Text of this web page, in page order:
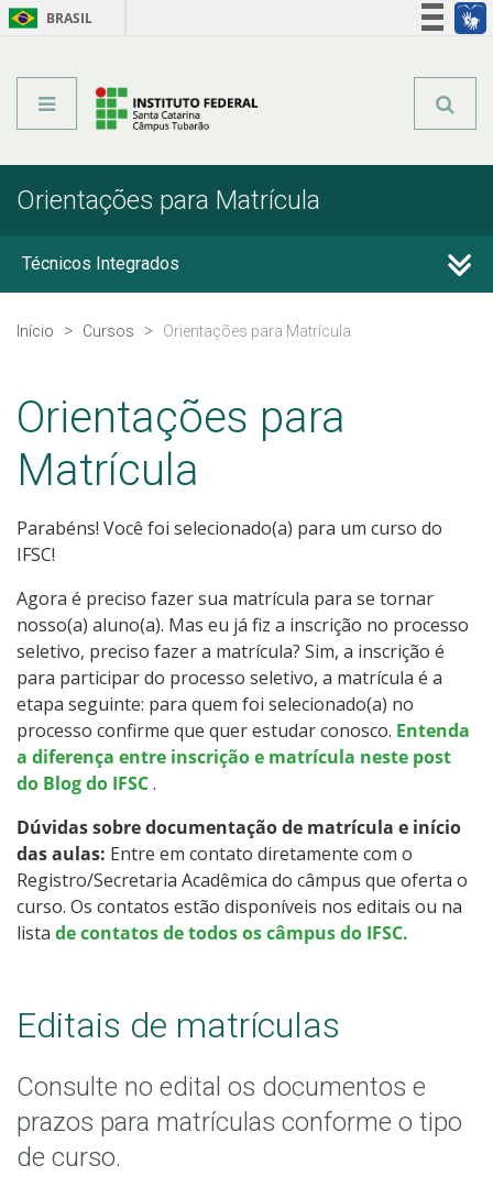
BRASIL
Orientações para Matrícula
Técnicos Integrados
Técnicos Subsequentes
Graduação
Educação a Distância
Todos os Cursos
Processo de Inscrição
Resultados
Resultados Vagas Remanescentes
Como posso estudar no IFSC?
Processos Seletivos
Inscrições e acompanhamento
Início Cursos Orientações para Matrícula
Orientações para
Matrícula
Parabéns! Você foi selecionado(a) para um curso do
IFSC!
Agora é preciso fazer sua matrícula para se tornar
nosso(a) aluno(a). Mas eu já fiz a inscrição no processo
seletivo, preciso fazer a matrícula? Sim, a inscrição é
para participar do processo seletivo, a matrícula é a
etapa seguinte: para quem foi selecionado(a) no
processo confirme que quer estudar conosco. Entenda
a diferença entre inscrição e matrícula neste post
do Blog do IFSC.
Dúvidas sobre documentação de matrícula e início
das aulas: Entre em contato diretamente com o
Registro/Secretaria Acadêmica do câmpus que oferta o
curso. Os contatos estão disponíveis nos editais ou na
lista de contatos de todos os câmpus do IFSC.
Editais de matrículas
Consulte no edital os documentos e
prazos para matrículas conforme o tipo
de curso.